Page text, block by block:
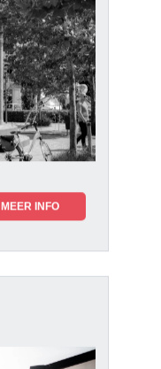
MEER INFO